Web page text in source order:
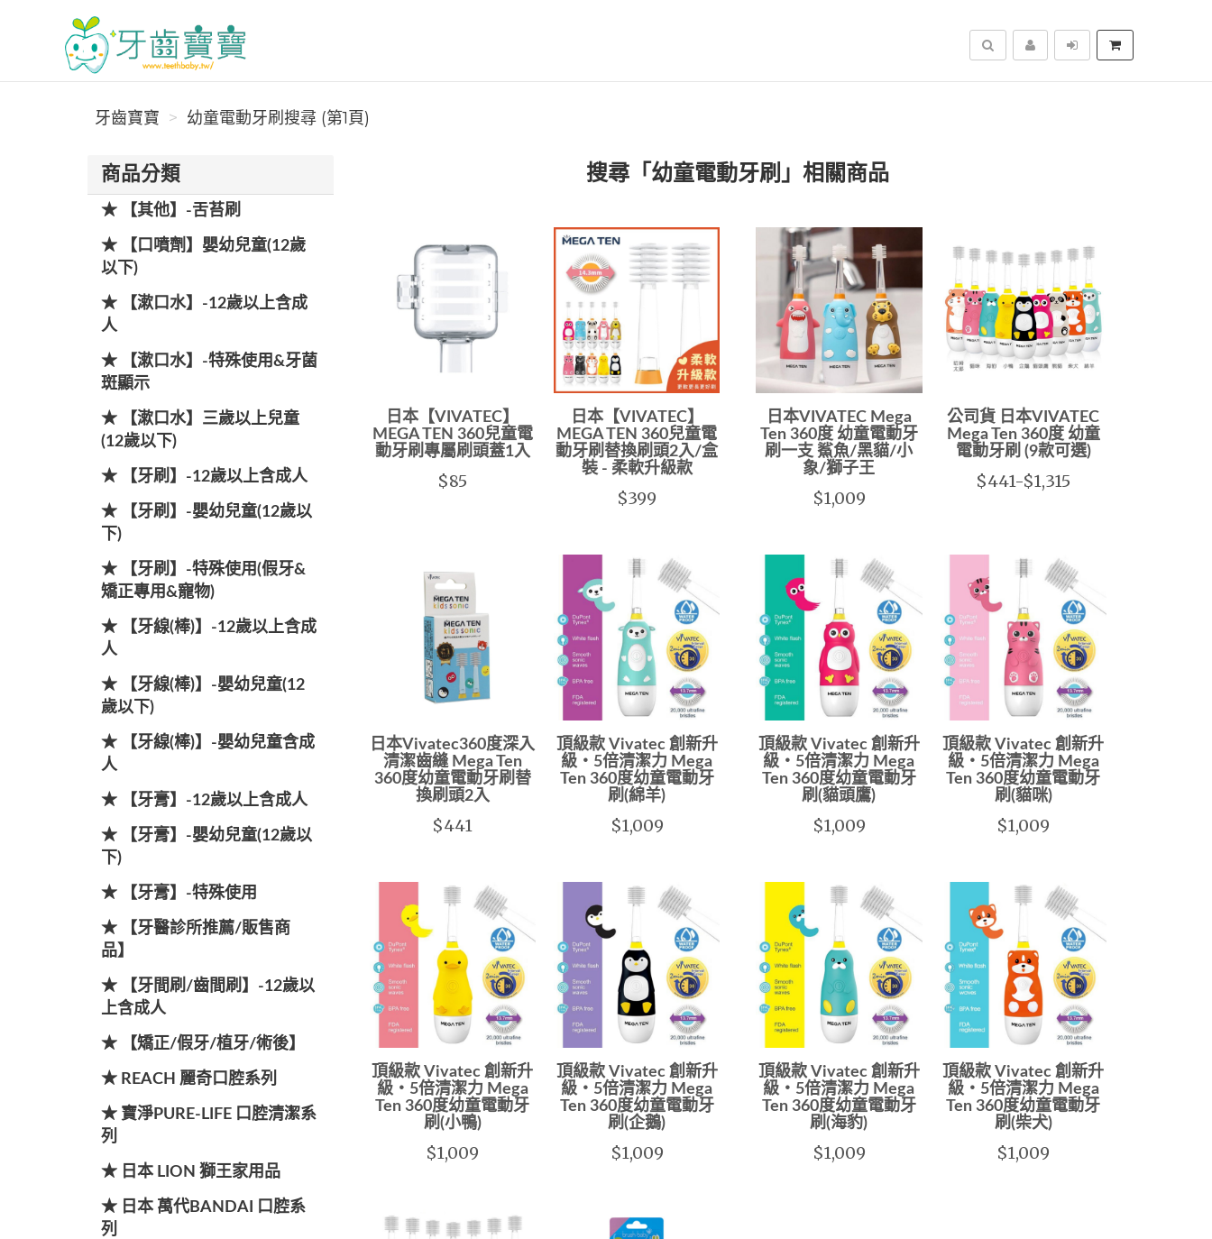
牙齒寶寶
搜尋
牙齒寶寶 幼童電動牙刷搜尋 (第1頁)
商品分類
★ 【其他】-舌苔刷
★ 【口噴劑】嬰幼兒童(12歲
以下)
★ 【漱口水】-12歲以上含成
人
★ 【漱口水】-特殊使用&牙菌
斑顯示
★ 【漱口水】三歲以上兒童
(12歲以下)
★ 【牙刷】-12歲以上含成人
★ 【牙刷】-嬰幼兒童(12歲以
下)
★ 【牙刷】-特殊使用(假牙&
矯正專用&寵物)
★ 【牙線(棒)】-12歲以上含成
人
★ 【牙線(棒)】-嬰幼兒童(12
歲以下)
★ 【牙線(棒)】-嬰幼兒童含成
人
★ 【牙膏】-12歲以上含成人
★ 【牙膏】-嬰幼兒童(12歲以
下)
★ 【牙膏】-特殊使用
★ 【牙醫診所推薦/販售商
品】
★ 【牙間刷/齒間刷】-12歲以
上含成人
★ 【矯正/假牙/植牙/術後】
★ REACH 麗奇口腔系列
★ 寶淨PURE-LIFE 口腔清潔系
列
★ 日本 LION 獅王家用品
★ 日本 萬代BANDAI 口腔系
列
搜尋「幼童電動牙刷」相關商品
日本【VIVATEC】
MEGA TEN 360兒童電
動牙刷專屬刷頭蓋1入
$85
日本【VIVATEC】
MEGA TEN 360兒童電
動牙刷替換刷頭2入/盒
裝 - 柔軟升級款
$399
日本VIVATEC Mega
Ten 360度 幼童電動牙
刷一支 鯊魚/黑貓/小
象/獅子王
$1,009
公司貨 日本VIVATEC
Mega Ten 360度 幼童
電動牙刷 (9款可選)
$441-$1,315
日本Vivatec360度深入
清潔齒縫 Mega Ten
360度幼童電動牙刷替
換刷頭2入
$441
頂級款 Vivatec 創新升
級‧5倍清潔力 Mega
Ten 360度幼童電動牙
刷(綿羊)
$1,009
頂級款 Vivatec 創新升
級‧5倍清潔力 Mega
Ten 360度幼童電動牙
刷(貓頭鷹)
$1,009
頂級款 Vivatec 創新升
級‧5倍清潔力 Mega
Ten 360度幼童電動牙
刷(貓咪)
$1,009
頂級款 Vivatec 創新升
級‧5倍清潔力 Mega
Ten 360度幼童電動牙
刷(小鴨)
$1,009
頂級款 Vivatec 創新升
級‧5倍清潔力 Mega
Ten 360度幼童電動牙
刷(企鵝)
$1,009
頂級款 Vivatec 創新升
級‧5倍清潔力 Mega
Ten 360度幼童電動牙
刷(海豹)
$1,009
頂級款 Vivatec 創新升
級‧5倍清潔力 Mega
Ten 360度幼童電動牙
刷(柴犬)
$1,009